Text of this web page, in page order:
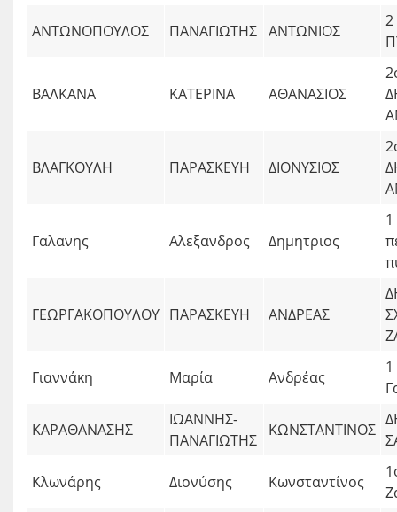
ΑΝΤΩΝΟΠΟΥΛΟΣ ΠΑΝΑΓΙΩΤΗΣ ΑΝΤΩΝΙΟΣ
ΒΑΛΚΑΝΑ ΚΑΤΕΡΙΝΑ ΑΘΑΝΑΣΙΟΣ
ΒΛΑΓΚΟΥΛΗ ΠΑΡΑΣΚΕΥΗ ΔΙΟΝΥΣΙΟΣ
Γαλανης Αλεξανδρος Δημητριος
1
ΓΕΩΡΓΑΚΟΠΟΥΛΟΥ ΠΑΡΑΣΚΕΥΗ ΑΝΔΡΕΑΣ
Γιαννάκη Μαρία Ανδρέας
ΚΑΡΑΘΑΝΑΣΗΣ
ΙΩΑΝΝΗΣ-
ΠΑΝΑΓΙΩΤΗΣ
ΚΩΝΣΤΑΝΤΙΝΟΣ
Κλωνάρης Διονύσης Κωνσταντίνος